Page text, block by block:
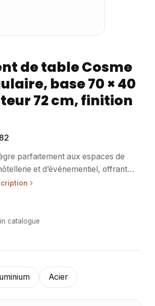
de table Cosme
base 70 × 40
72 cm, finition
parfaitement aux espaces de
et d’événementiel, offrant
esthétique pour des plateaux de
du mobilier CHR et
piètement supporte efficacement
dans les espaces intérieurs
aussi bien aux restaurants qu’aux
de réception. Sa robustesse
quotidienne intensive tout en
• Structure /
catalogue
Acier